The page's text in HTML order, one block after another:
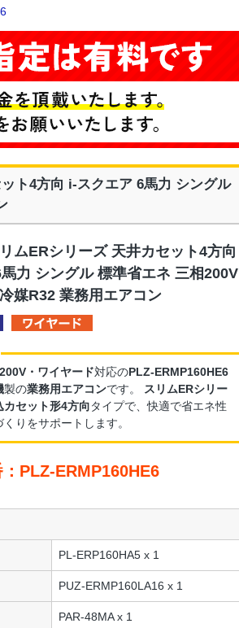
ト4方向 i-スクエア 6馬力 シングル
ムERシリーズ 天井カセット4方向
力 シングル 標準省エネ 三相200V
媒R32 業務用エアコン
・ワイヤード対応のPLZ-ERMP160HE6
製の業務用エアコンです。
スリムERシリー
カセット形4方向タイプで、快適で省エネ性
りをサポートします。
PLZ-ERMP160HE6
PL-ERP160HA5 x 1
PUZ-ERMP160LA16 x 1
PAR-48MA x 1